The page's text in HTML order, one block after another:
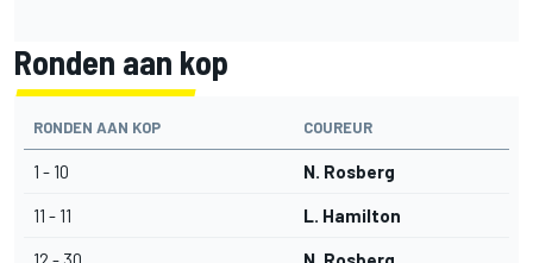
Ronden aan kop
RONDEN AAN KOP COUREUR
1 - 10 N. Rosberg
11 - 11 L. Hamilton